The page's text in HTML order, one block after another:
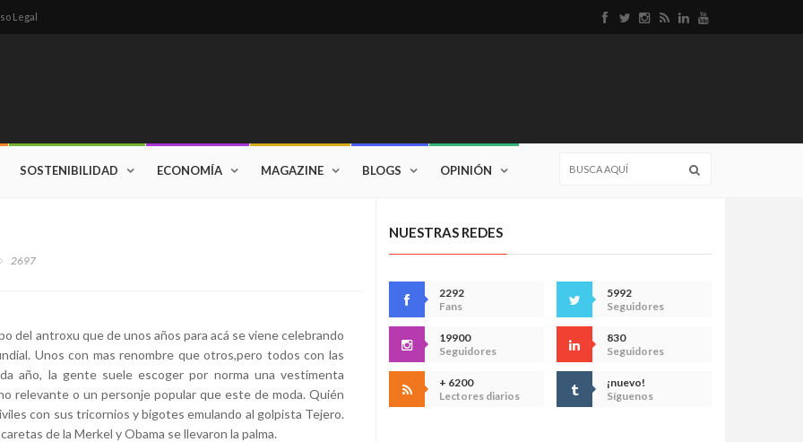
Legal
SOSTENIBILIDAD ECONOMÍA MAGAZINE BLOGS OPINIÓN
2697
del antroxu que de unos años para acá se viene celebrando
Unos con mas renombre que otros,pero todos con las
año, la gente suele escoger por norma una vestimenta
relevante o un personje popular que este de moda. Quién
con sus tricornios y bigotes emulando al golpista Tejero.
de la Merkel y Obama se llevaron la palma.
NUESTRAS REDES
2292
Fans
5992
Seguidores
19900
Seguidores
830
Seguidores
+ 6200
Lectores diarios
¡nuevo!
Síguenos